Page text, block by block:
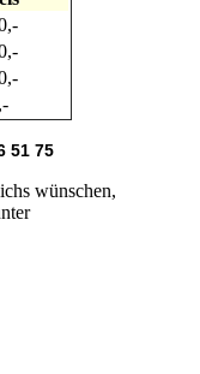
51 75
wünschen,